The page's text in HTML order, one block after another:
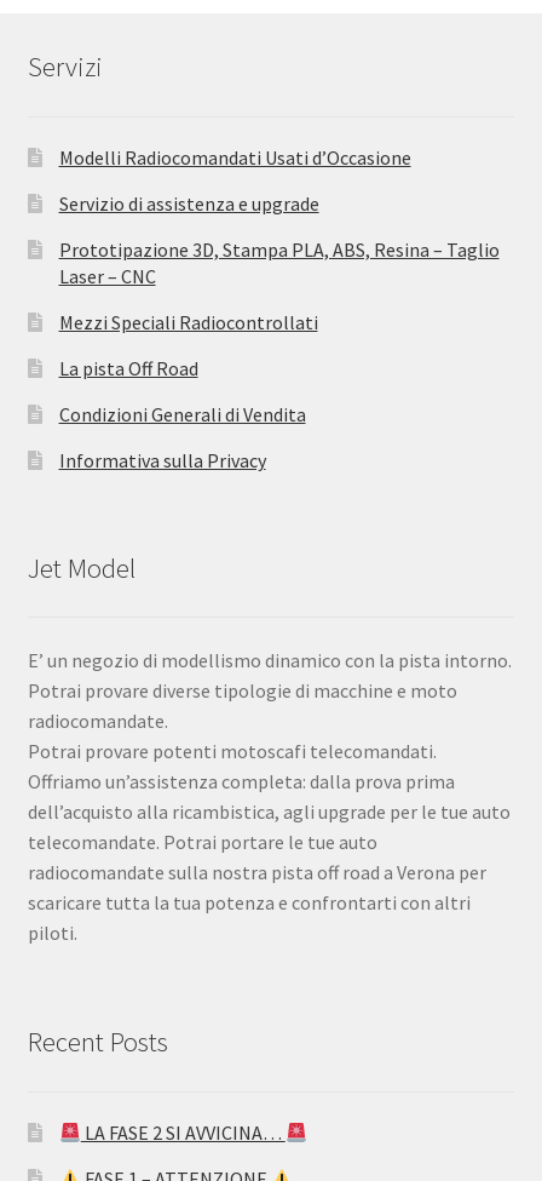
Servizi
Modelli Radiocomandati Usati d’Occasione
Servizio di assistenza e upgrade
Prototipazione 3D, Stampa PLA, ABS, Resina – Taglio
Laser – CNC
Mezzi Speciali Radiocontrollati
La pista Off Road
Condizioni Generali di Vendita
Informativa sulla Privacy
Jet Model
E’ un negozio di modellismo dinamico con la pista intorno.
Potrai provare diverse tipologie di macchine e moto
radiocomandate.
Potrai provare potenti motoscafi telecomandati.
Offriamo un’assistenza completa: dalla prova prima
dell’acquisto alla ricambistica, agli upgrade per le tue auto
telecomandate. Potrai portare le tue auto
radiocomandate sulla nostra pista off road a Verona per
scaricare tutta la tua potenza e confrontarti con altri
piloti.
Recent Posts
LA FASE 2 SI AVVICINA…